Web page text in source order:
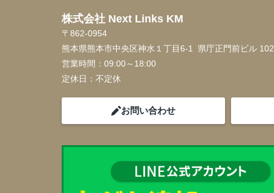
株式会社 Next Links KM
〒862-0954
熊本県熊本市中央区神水１丁目6-1 県庁正門前ビル 102
営業時間： 09:00～18:00
定休日： 不定休
お問い合わせ